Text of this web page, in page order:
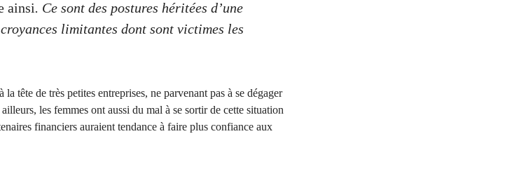
ainsi. Ce sont des postures héritées d’une
limitantes dont sont victimes les
tête de très petites entreprises, ne parvenant pas à se dégager
les femmes ont aussi du mal à se sortir de cette situation
financiers auraient tendance à faire plus confiance aux